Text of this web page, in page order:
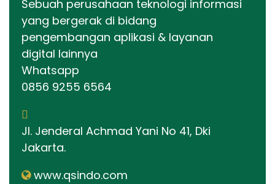
Sebuah perusahaan teknologi informasi
yang bergerak di bidang
pengembangan aplikasi & layanan
digital lainnya
Whatsapp
0856 9255 6564
Jl. Jenderal Achmad Yani No 41, Dki
Jakarta.
www.qsindo.com